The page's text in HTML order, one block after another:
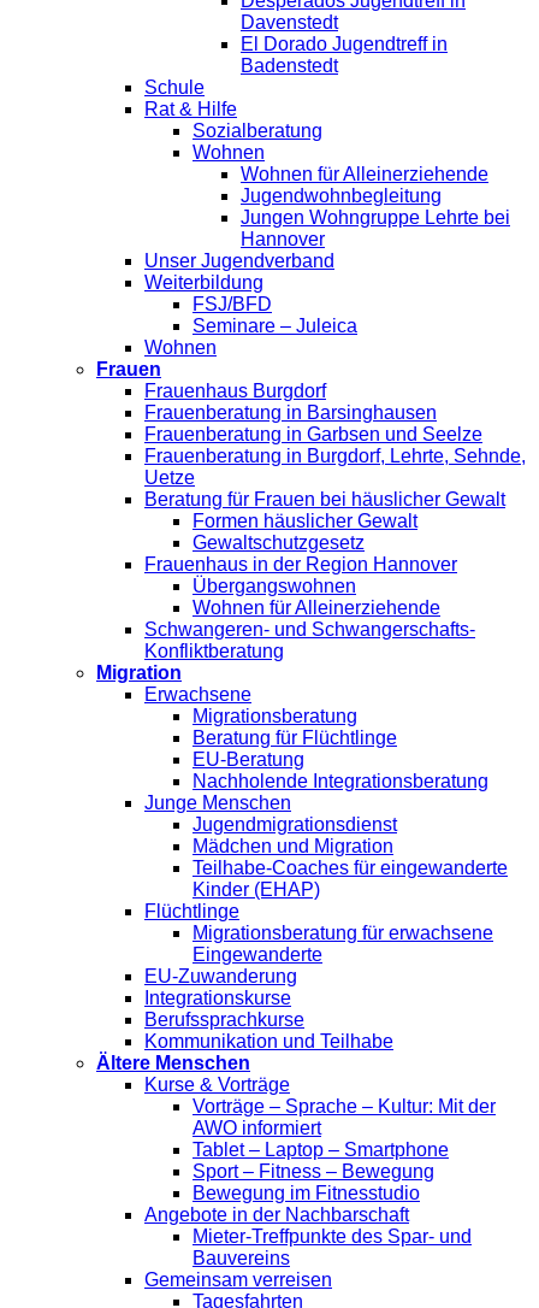
Davenstedt
El Dorado Jugendtreff in
Badenstedt
Schule
Rat & Hilfe
Sozialberatung
Wohnen
Wohnen für Alleinerziehende
Jugendwohnbegleitung
Jungen Wohngruppe Lehrte bei
Hannover
Unser Jugendverband
Weiterbildung
FSJ/BFD
Seminare – Juleica
Wohnen
Frauen
Frauenhaus Burgdorf
Frauenberatung in Barsinghausen
Frauenberatung in Garbsen und Seelze
Frauenberatung in Burgdorf, Lehrte, Sehnde,
Uetze
Beratung für Frauen bei häuslicher Gewalt
Formen häuslicher Gewalt
Gewaltschutzgesetz
Frauenhaus in der Region Hannover
Übergangswohnen
Wohnen für Alleinerziehende
Schwangeren- und Schwangerschafts-
Konfliktberatung
Migration
Erwachsene
Migrationsberatung
Beratung für Flüchtlinge
EU-Beratung
Nachholende Integrationsberatung
Junge Menschen
Jugendmigrationsdienst
Mädchen und Migration
Teilhabe-Coaches für eingewanderte
Kinder (EHAP)
Flüchtlinge
Migrationsberatung für erwachsene
Eingewanderte
EU-Zuwanderung
Integrationskurse
Berufssprachkurse
Kommunikation und Teilhabe
Ältere Menschen
Kurse & Vorträge
Vorträge – Sprache – Kultur: Mit der
AWO informiert
Tablet – Laptop – Smartphone
Sport – Fitness – Bewegung
Bewegung im Fitnesstudio
Angebote in der Nachbarschaft
Mieter-Treffpunkte des Spar- und
Bauvereins
Gemeinsam verreisen
Tagesfahrten